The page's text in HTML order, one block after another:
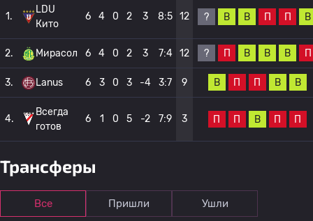
1.
LDU
Кито
6 4 0 2 3 8:5 12 ? В В П П В
2. Мирасол 6 4 0 2 3 7:4 12 ? П В В В П
3. Lanus 6 3 0 3 -4 3:7 9 В П П В В
4.
Всегда
готов
6 1 0 5 -2 7:9 3 П П В П П
Трансферы
Все Пришли Ушли